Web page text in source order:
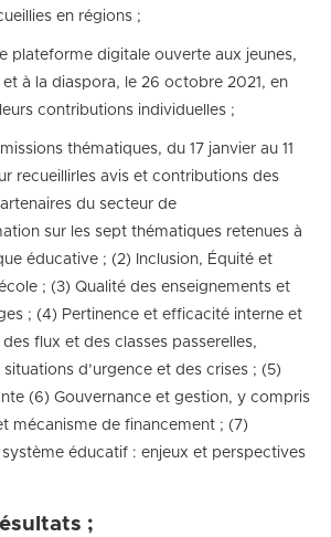
en régions ;
plateforme digitale ouverte aux jeunes,
à la diaspora, le 26 octobre 2021, en
contributions individuelles ;
thématiques, du 17 janvier au 11
recueillirles avis et contributions des
du secteur de
sur les sept thématiques retenues à
éducative ; (2) Inclusion, Équité et
; (3) Qualité des enseignements et
; (4) Pertinence et efficacité interne et
flux et des classes passerelles,
d’urgence et des crises ; (5)
(6) Gouvernance et gestion, y compris
mécanisme de financement ; (7)
éducatif : enjeux et perspectives
;